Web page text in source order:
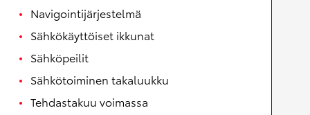
Navigointijärjestelmä
Sähkökäyttöiset ikkunat
Sähköpeilit
Sähkötoiminen takaluukku
Tehdastakuu voimassa